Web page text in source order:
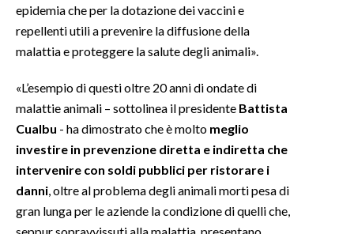
NOTIZIE
EVENTI
3 MINUTI CON
INSULARITÀ
ABBONATI
epidemia che per la dotazione dei vaccini e
repellenti utili a prevenire la diffusione della
malattia e proteggere la salute degli animali».
«L’esempio di questi oltre 20 anni di ondate di
malattie animali – sottolinea il presidente Battista
Cualbu - ha dimostrato che è molto meglio
investire in prevenzione diretta e indiretta che
intervenire con soldi pubblici per ristorare i
danni , oltre al problema degli animali morti pesa di
gran lunga per le aziende la condizione di quelli che,